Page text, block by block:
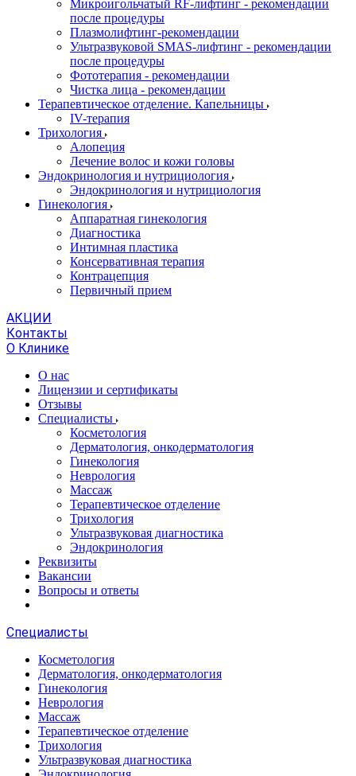
Микроигольчатый RF-лифтинг - рекомендации
после процедуры
Плазмолифтинг-рекомендации
Ультразвуковой SMAS-лифтинг - рекомендации
после процедуры
Фототерапия - рекомендации
Чистка лица - рекомендации
Терапевтическое отделение. Капельницы
IV-терапия
Трихология
Алопеция
Лечение волос и кожи головы
Эндокринология и нутрициология
Эндокринология и нутрициология
Гинекология
Аппаратная гинекология
Диагностика
Интимная пластика
Консервативная терапия
Контрацепция
Первичный прием
АКЦИИ
Контакты
О Клинике
О нас
Лицензии и сертификаты
Отзывы
Специалисты
Косметология
Дерматология, онкодерматология
Гинекология
Неврология
Массаж
Терапевтическое отделение
Трихология
Ультразвуковая диагностика
Эндокринология
Реквизиты
Вакансии
Вопросы и ответы
Специалисты
Косметология
Дерматология, онкодерматология
Гинекология
Неврология
Массаж
Терапевтическое отделение
Трихология
Ультразвуковая диагностика